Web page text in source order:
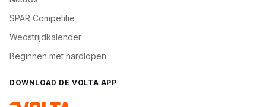
SPAR Competitie
Wedstrijdkalender
Beginnen met hardlopen
DOWNLOAD DE VOLTA APP